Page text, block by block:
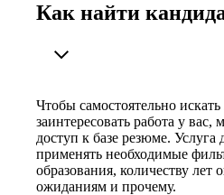
Как найти
Чтобы самостоятельно
заинтересовать работа у
доступ к базе резюме. Услуга
применять необходимые
образования, количеству лет
ожиданиям и прочему.